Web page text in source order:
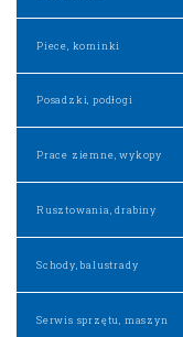
Piece, kominki
Posadzki, podłogi
Prace ziemne, wykopy
Rusztowania, drabiny
Schody, balustrady
Serwis sprzętu, maszyn